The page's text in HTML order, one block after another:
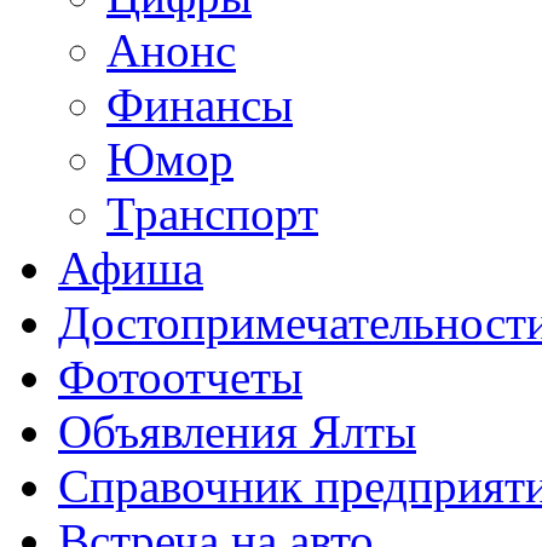
Анонс
Финансы
Юмор
Транспорт
Афиша
Фотоотчеты
Объявления Ялты
Справочник